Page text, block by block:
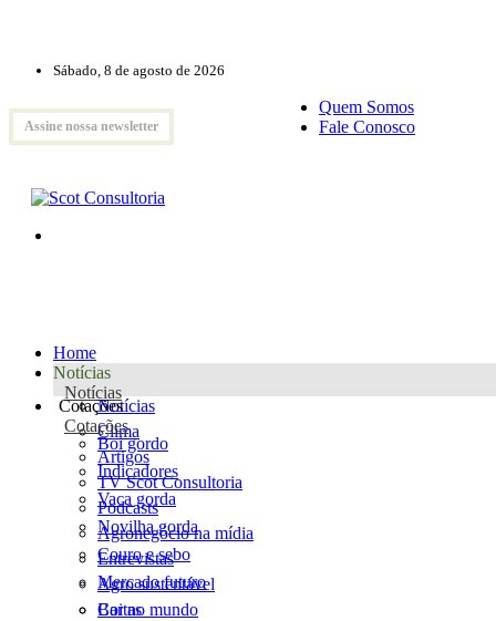
Sábado, 8 de agosto de 2026
Assine nossa newsletter
Quem Somos
Fale Conosco
Home
Notícias
Notícias
Notícias
Clima
Artigos
TV Scot Consultoria
Podcasts
Agronegócio na mídia
Entrevistas
Agro sustentável
Cartas
Cotações
Cotações
Boi gordo
Indicadores
Vaca gorda
Novilha gorda
Couro e sebo
Mercado futuro
Boi no mundo